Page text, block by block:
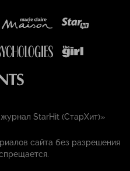
StarHit (СтарХит)»
сайта без разрешения